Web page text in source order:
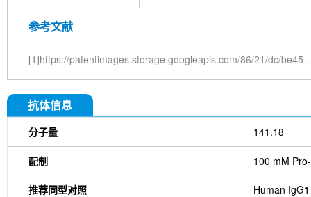
参考文献
[1]https://patentimages.storage.googleapis.com/86/
抗体信息
分子量 141.18
配制 100 mM
推荐同型对照 Human IgG1